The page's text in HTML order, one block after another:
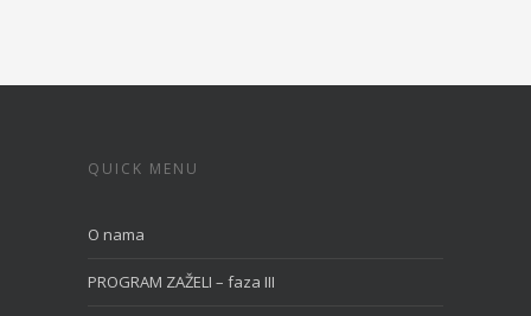
QUICK MENU
O nama
PROGRAM ZAŽELI – faza III